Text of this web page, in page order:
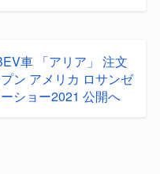
車 「アリア」 注文
ン アメリカ ロサンゼ
ショー2021 公開へ